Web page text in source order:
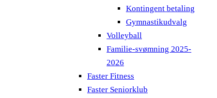
Kontingent betaling
Gymnastikudvalg
Volleyball
Familie-svømning 2025-
2026
Faster Fitness
Faster Seniorklub